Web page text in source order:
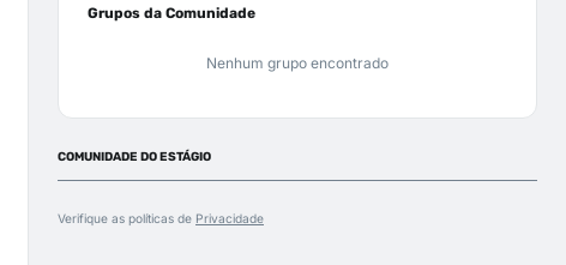
Grupos da Comunidade
Nenhum grupo encontrado
COMUNIDADE DO ESTÁGIO
Verifique as políticas de Privacidade